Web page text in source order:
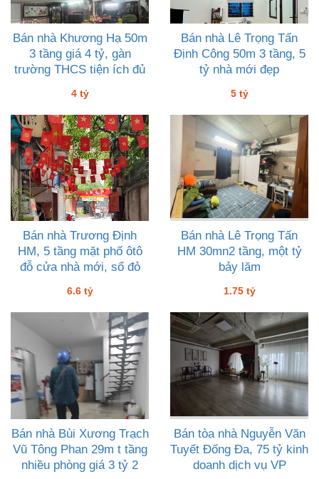
Bán nhà Khương Hạ 50m
3 tầng giá 4 tỷ, gàn
trường THCS tiện ích đủ
4 tỷ
Bán nhà Lê Trọng Tấn
Định Công 50m 3 tầng, 5
tỷ nhà mới đẹp
5 tỷ
Bán nhà Trương Định
HM, 5 tầng mặt phố ôtô
đỗ cửa nhà mới, sổ đỏ
6.6 tỷ
Bán nhà Lê Trọng Tấn
HM 30mn2 tầng, một tỷ
bảy lăm
1.75 tỷ
Bán nhà Bùi Xương Trạch
Vũ Tông Phan 29m t tầng
nhiều phòng giá 3 tỷ 2
Bán tòa nhà Nguyễn Văn
Tuyết Đống Đa, 75 tỷ kinh
doanh dịch vụ VP